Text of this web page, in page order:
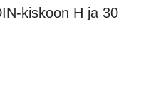
kiskoon H ja 30